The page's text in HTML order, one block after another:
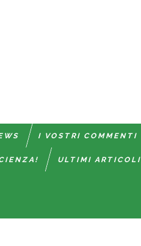
I VOSTRI COMMENTI
ULTIMI ARTICOLI